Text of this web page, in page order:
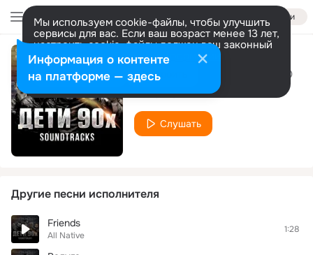
Войти
Мы используем cookie-файлы, чтобы улучшить
сервисы для вас. Если ваш возраст менее 13 лет,
настроить cookie-файлы должен ваш законный
представитель. Больше информации
Разрешить все Настроить
Война поколений
All Native
Слушать
Другие песни исполнителя
Friends
All Native
1:28
Информация о контенте
на платформе — здесь